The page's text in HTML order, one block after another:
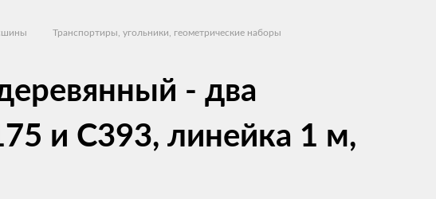
Транспортиры, угольники, геометрические наборы
- два
и С393, линейка 1 м,